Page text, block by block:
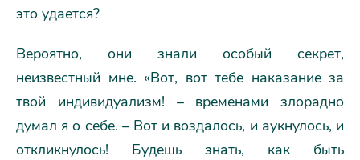
это удается?
Вероятно, они знали особый секрет,
неизвестный мне. «Вот, вот тебе наказание за
твой индивидуализм! – временами злорадно
думал я о себе. – Вот и воздалось, и аукнулось, и
откликнулось! Будешь знать, как быть